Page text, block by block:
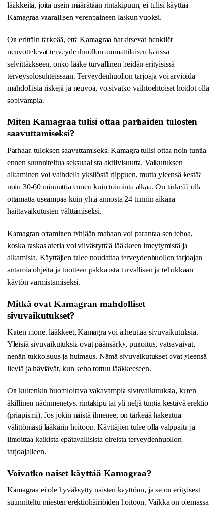
lääkkeitä, joita usein määrätään rintakipuun, ei tulisi käyttää
Kamagraa vaarallisen verenpaineen laskun vuoksi.
On erittäin tärkeää, että Kamagraa harkitsevat henkilöt
neuvottelevat terveydenhuollon ammattilaisen kanssa
selvittääkseen, onko lääke turvallinen heidän erityisissä
terveysolosuhteissaan. Terveydenhuollon tarjoaja voi arvioida
mahdollisia riskejä ja neuvoa, voisivatko vaihtoehtoiset hoidot olla
sopivampia.
Miten Kamagraa tulisi ottaa parhaiden tulosten
saavuttamiseksi?
Parhaan tuloksen saavuttamiseksi Kamagra tulisi ottaa noin tuntia
ennen suunniteltua seksuaalista aktiivisuutta. Vaikutuksen
alkaminen voi vaihdella yksilöstä riippuen, mutta yleensä kestää
noin 30-60 minuuttia ennen kuin toiminta alkaa. On tärkeää olla
ottamatta useampaa kuin yhtä annosta 24 tunnin aikana
haittavaikutusten välttämiseksi.
Kamagran ottaminen tyhjään mahaan voi parantaa sen tehoa,
koska raskas ateria voi viivästyttää lääkkeen imeytymistä ja
alkamista. Käyttäjien tulee noudattaa terveydenhuollon tarjoajan
antamia ohjeita ja tuotteen pakkausta turvallisen ja tehokkaan
käytön varmistamiseksi.
Mitkä ovat Kamagran mahdolliset
sivuvaikutukset?
Kuten monet lääkkeet, Kamagra voi aiheuttaa sivuvaikutuksia.
Yleisiä sivuvaikutuksia ovat päänsärky, punoitus, vatsavaivat,
nenän tukkoisuus ja huimaus. Nämä sivuvaikutukset ovat yleensä
lieviä ja häviävät, kun keho tottuu lääkkeeseen.
On kuitenkin huomioitava vakavampia sivuvaikutuksia, kuten
äkillinen näönmenetys, rintakipu tai yli neljä tuntia kestävä erektio
(priapismi). Jos jokin näistä ilmenee, on tärkeää hakeutua
välittömästi lääkärin hoitoon. Käyttäjien tulee olla valppaita ja
ilmoittaa kaikista epätavallisista oireista terveydenhuollon
tarjoajalleen.
Voivatko naiset käyttää Kamagraa?
Kamagraa ei ole hyväksytty naisten käyttöön, ja se on erityisesti
suunniteltu miesten erektiohäiriöiden hoitoon. Vaikka on olemassa